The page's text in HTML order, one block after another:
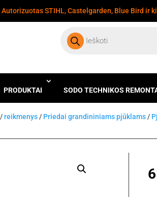
Autorizuotas STIHL, Castelgarden, Blue Bird ir
search
PRODUKTAI SODO TECHNIKOS
/reikmenys / Priedai grandininiams pjūklams /